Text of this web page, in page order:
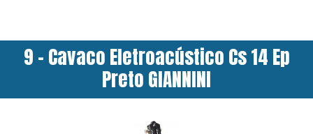
9 - Cavaco Eletroacústico Cs 14 Ep
Preto GIANNINI